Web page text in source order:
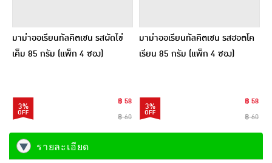
มาม่าออเรียนทัลคิตเชน รสผัดไข่
เค็ม 85 กรัม (แพ็ก 4 ซอง)
3%
฿ 58
฿ 60
มาม่าออเรียนทัลคิตเชน รสฮอตโค
เรียน 85 กรัม (แพ็ก 4 ซอง)
3%
฿ 58
฿ 60
รายละเอียด